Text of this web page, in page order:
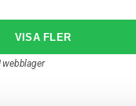
webblager